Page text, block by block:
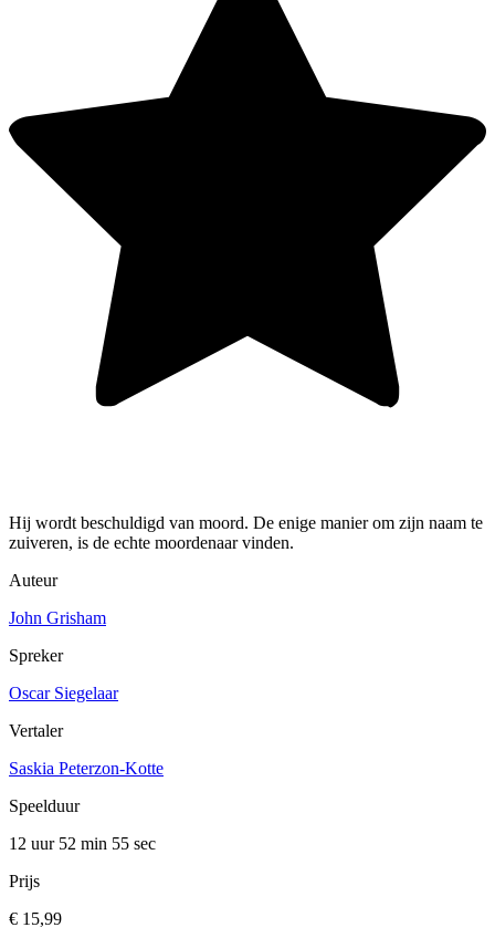
Hij wordt beschuldigd van moord. De enige manier om zijn naam te
zuiveren, is de echte moordenaar vinden.
Auteur
John Grisham
Spreker
Oscar Siegelaar
Vertaler
Saskia Peterzon-Kotte
Speelduur
12 uur 52 min 55 sec
Prijs
€ 15,99